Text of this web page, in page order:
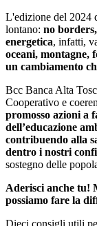
L'edizione del 2024
lontano: no
energetica, infatti,
oceani, montagne,
un cambiamento
Bcc Banca Alta
Cooperativo e
promosso azioni a
dell’educazione
contribuendo alla
dentro i nostri
sostegno delle
Aderisci anche tu!
possiamo fare la
Dieci consigli utili